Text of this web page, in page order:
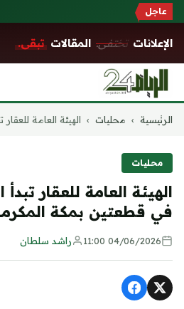
عاجل
الإعلانات تختفي. المقالات تبقى.
التجاوز
الرئيسية › محليات › الهيئة العامة
محليات
الهيئة العامة للعقار
في قطعتين بمكة
04/06/2026 11:00 راشد سلطان